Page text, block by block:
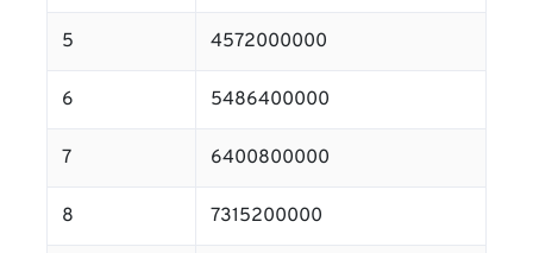
5 4572000000
6 5486400000
7 6400800000
8 7315200000